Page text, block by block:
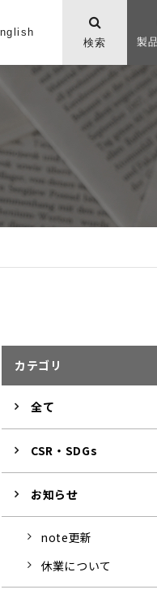
検索
製
カテゴリ
全て
CSR・SDGs
お知らせ
note更新
休業について